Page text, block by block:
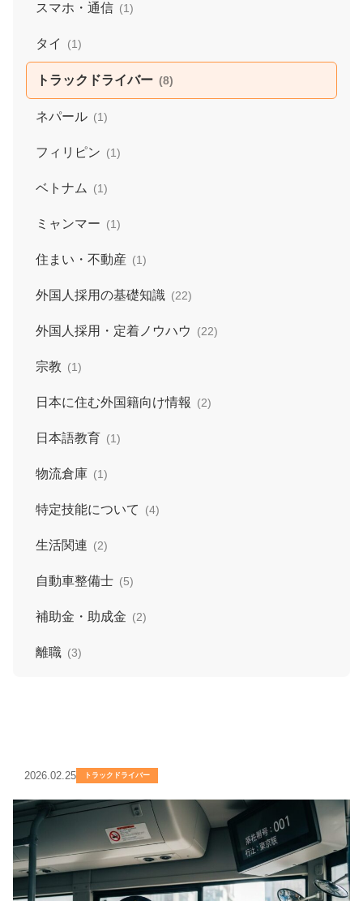
スマホ・通信 (1)
タイ (1)
トラックドライバー (8)
ネパール (1)
フィリピン (1)
ベトナム (1)
ミャンマー (1)
住まい・不動産 (1)
外国人採用の基礎知識 (22)
外国人採用・定着ノウハウ (22)
宗教 (1)
日本に住む外国籍向け情報 (2)
日本語教育 (1)
物流倉庫 (1)
特定技能について (4)
生活関連 (2)
自動車整備士 (5)
補助金・助成金 (2)
離職 (3)
2026.02.25 トラックドライバー